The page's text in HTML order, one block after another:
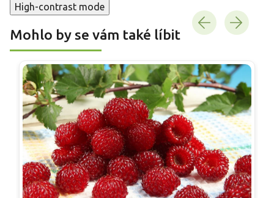
High-contrast mode
Mohlo by se vám také líbit